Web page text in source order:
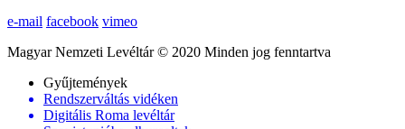
e-mail facebook vimeo
Magyar Nemzeti Levéltár © 2020 Minden jog fenntartva
Gyűjtemények
Rendszerváltás vidéken
Digitális Roma levéltár